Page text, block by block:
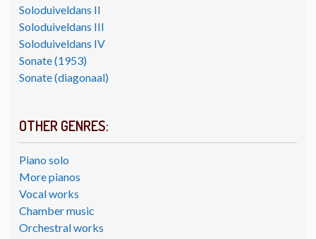
Soloduiveldans II
Soloduiveldans III
Soloduiveldans IV
Sonate (1953)
Sonate (diagonaal)
OTHER GENRES:
Piano solo
More pianos
Vocal works
Chamber music
Orchestral works